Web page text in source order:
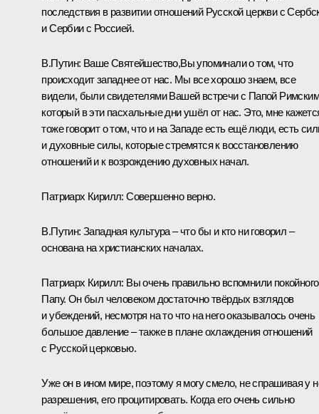
последствия в развитии отношений Русской церкви с
и Сербии с Россией.
В.Путин: Ваше Святейшество,Вы упоминали о том, что
происходит западнее от нас. Мы все хорошо знаем, все
видели, были свидетелями Вашей встречи с Папой
который в эти пасхальные дни ушёл от нас. Это, мне
тоже говорит о том, что и на Западе есть ещё люди, есть
и духовные силы, которые стремятся к восстановлению
отношений и к возрождению духовных начал.
Патриарх Кирилл: Совершенно верно.
В.Путин: Западная культура – что бы и кто ни говорил –
основана на христианских началах.
Патриарх Кирилл: Вы очень правильно вспомнили покойного
Папу. Он был человеком достаточно твёрдых взглядов
и убеждений, несмотря на то что на него оказывалось очень
большое давление – также в плане охлаждения отношений
с Русской церковью.
Уже он в ином мире, поэтому я могу смело, не спрашивая у
разрешения, его процитировать. Когда его очень сильно